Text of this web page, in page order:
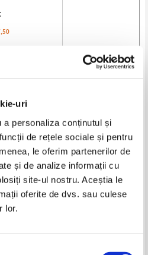
uri
a personaliza conținutul și
de rețele sociale și pentru
le oferim partenerilor de
și de analize informații cu
site-ul nostru. Aceștia le
oferite de dvs. sau culese
lor.
-35%